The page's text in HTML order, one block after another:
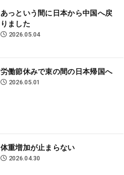
あっという間に日本から中国へ戻
りました
2026.05.04
労働節休みで束の間の日本帰国へ
2026.05.01
体重増加が止まらない
2026.04.30